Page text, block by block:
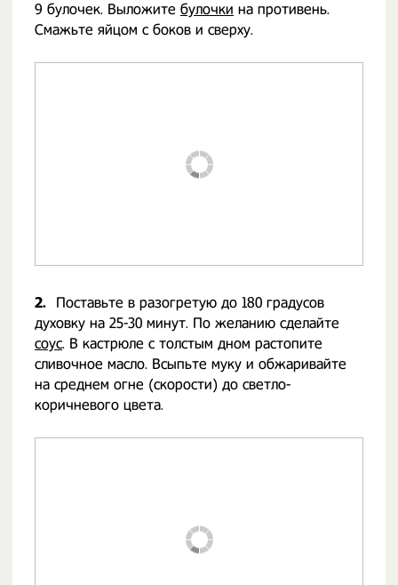
9 булочек. Выложите булочки на противень.
Смажьте яйцом с боков и сверху.
2.
Поставьте в разогретую до 180 градусов
духовку на 25-30 минут. По желанию сделайте
соус. В кастрюле с толстым дном растопите
сливочное масло. Всыпьте муку и обжаривайте
на среднем огне (скорости) до светло-
коричневого цвета.